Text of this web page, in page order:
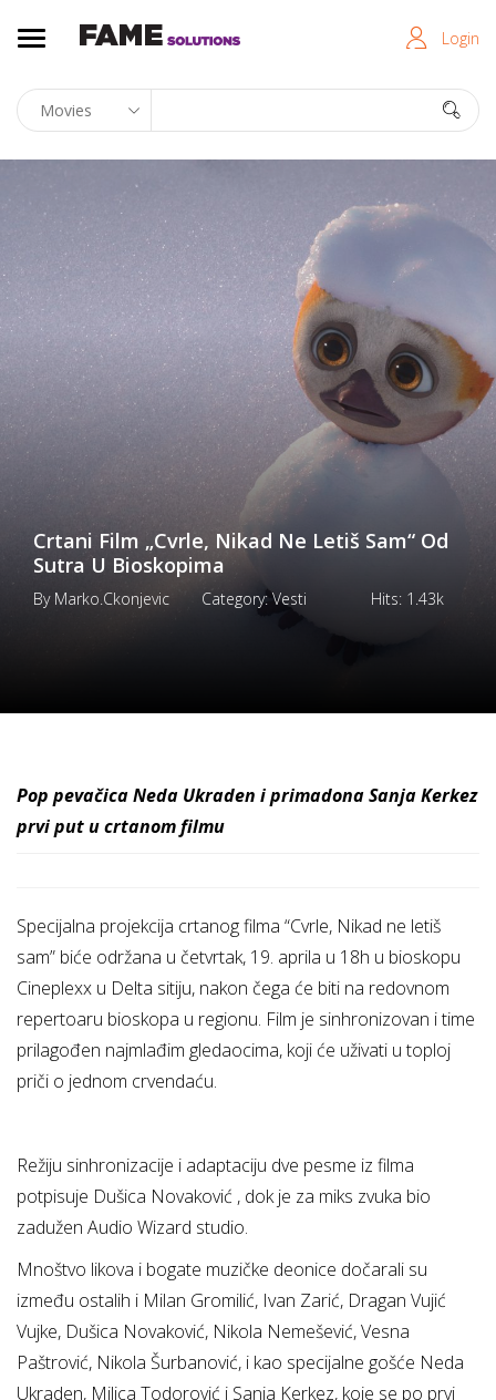
Login
Crtani Film „Cvrle, Nikad Ne Letiš Sam“ Od
Sutra U Bioskopima
By Marko.ckonjevic Category:Vesti Hits: 1.43k
Pop pevačica Neda Ukraden i primadona Sanja Kerkez
prvi put u crtanom filmu
Specijalna projekcija crtanog filma “Cvrle, Nikad ne letiš
sam” biće održana u četvrtak, 19. aprila u 18h u bioskopu
Cineplexx u Delta sitiju, nakon čega će biti na redovnom
repertoaru bioskopa u regionu. Film je sinhronizovan i time
prilagođen najmlađim gledaocima, koji će uživati u toploj
priči o jednom crvendaću.
Režiju sinhronizacije i adaptaciju dve pesme iz filma
potpisuje Dušica Novaković , dok je za miks zvuka bio
zadužen Audio Wizard studio.
Mnoštvo likova i bogate muzičke deonice dočarali su
između ostalih i Milan Gromilić, Ivan Zarić, Dragan Vujić
Vujke, Dušica Novaković, Nikola Nemešević, Vesna
Paštrović, Nikola Šurbanović, i kao specijalne gošće Neda
Ukraden, Milica Todorović i Sanja Kerkez, koje se po prvi